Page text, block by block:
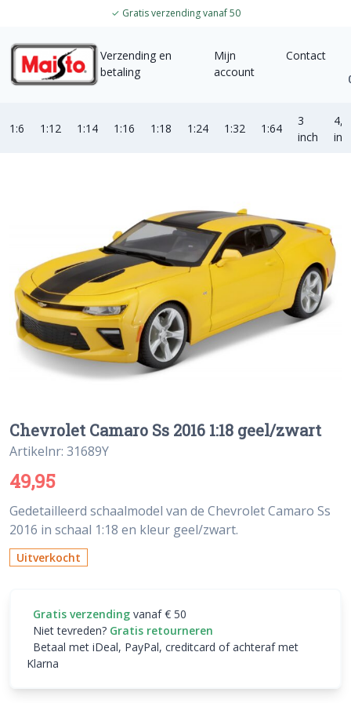
✓ Gratis verzending vanaf 50
Verzending en
betaling
Mijn
account
Contact
1:6 1:12 1:14 1:16 1:18 1:24 1:32 1:64
3
inch
4,5
Chevrolet Camaro Ss 2016 1:18 geel/zwart
Artikelnr: 31689Y
49,95
Gedetailleerd schaalmodel van de Chevrolet Camaro Ss
2016 in schaal 1:18 en kleur geel/zwart.
Uitverkocht
Gratis verzending vanaf € 50
Niet tevreden? Gratis retourneren
Betaal met iDeal, PayPal, creditcard of achteraf met
Klarna